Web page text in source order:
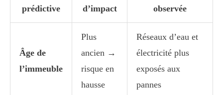
prédictive
d’impact
observée
Âge de
l’immeuble
Plus
ancien →
risque en
hausse
Réseaux d’eau et
électricité plus
exposés aux
pannes